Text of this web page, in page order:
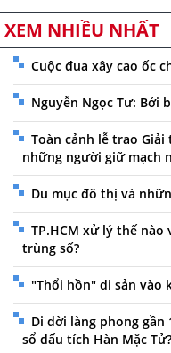
XEM NHIỀU NHẤT
Cuộc đua xây cao ốc
Nguyễn Ngọc Tư: Bởi
Toàn cảnh lễ trao Giải
những người giữ mạch
Du mục đô thị và
TP.HCM xử lý thế
trùng số?
"Thổi hồn" di sản vào
Di dời làng phong gần
sổ dấu tích Hàn Mặc Tử?